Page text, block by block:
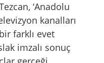
‘Anadolu
kanalları
farklı evet
imzalı sonuç